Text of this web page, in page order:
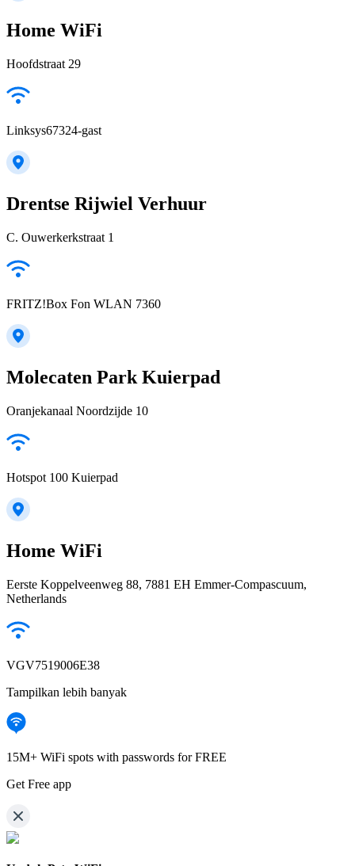
Home WiFi
Hoofdstraat 29
Linksys67324-gast
Drentse Rijwiel Verhuur
C. Ouwerkerkstraat 1
FRITZ!Box Fon WLAN 7360
Molecaten Park Kuierpad
Oranjekanaal Noordzijde 10
Hotspot 100 Kuierpad
Home WiFi
Eerste Koppelveenweg 88, 7881 EH Emmer-Compascuum,
Netherlands
VGV7519006E38
Tampilkan lebih banyak
15M+ WiFi spots with passwords for FREE
Get Free app